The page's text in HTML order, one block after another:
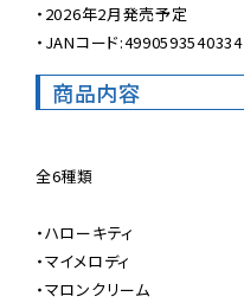
・2026年2月発売予定
・JANコード:4990593540334
商品内容
全6種類
・ハローキティ
・マイメロディ
・マロンクリーム